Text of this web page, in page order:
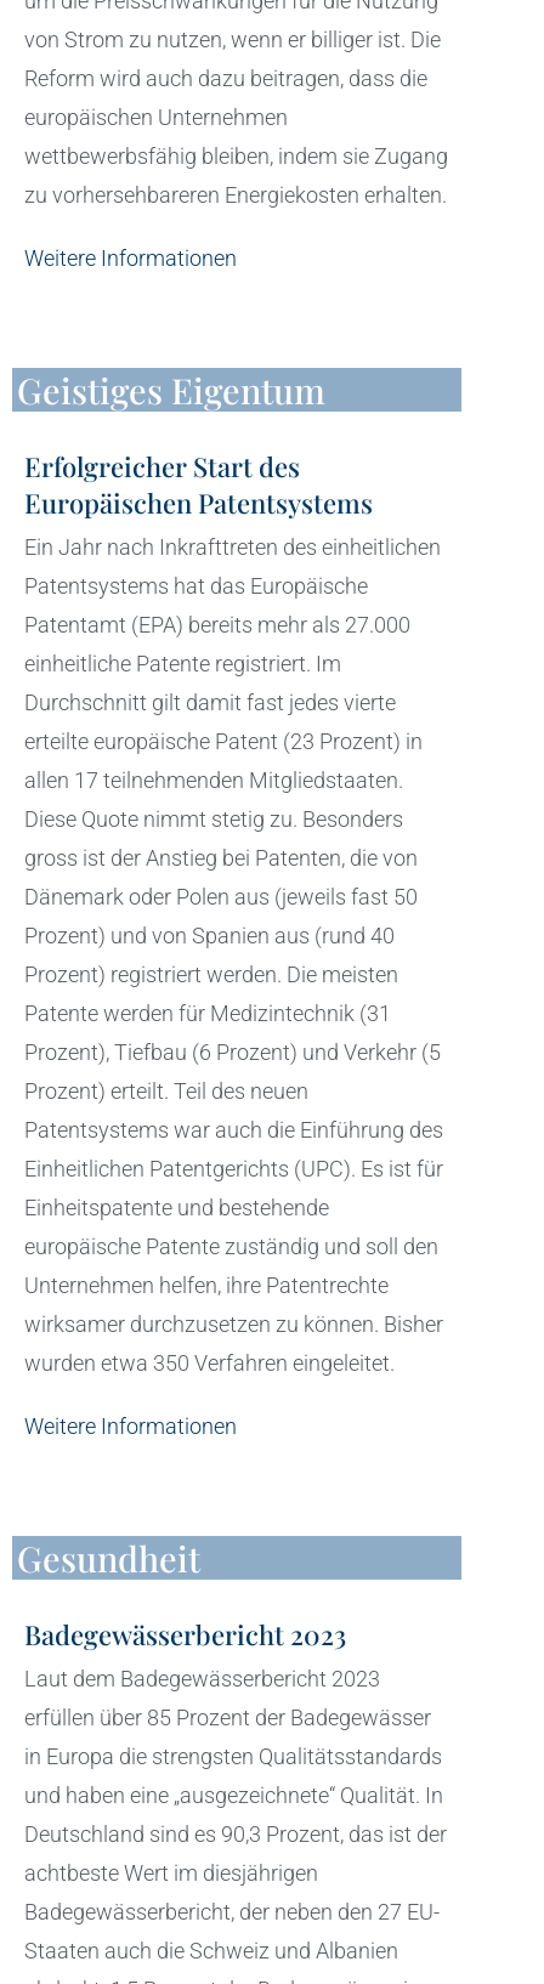
von Strom zu nutzen, wenn er billiger ist. Die
Reform wird auch dazu beitragen, dass die
europäischen Unternehmen
wettbewerbsfähig bleiben, indem sie Zugang
zu vorhersehbareren Energiekosten erhalten.
Weitere Informationen
Geistiges Eigentum
Erfolgreicher Start des
Europäischen Patentsystems
Ein Jahr nach Inkrafttreten des einheitlichen
Patentsystems hat das Europäische
Patentamt (EPA) bereits mehr als 27.000
einheitliche Patente registriert. Im
Durchschnitt gilt damit fast jedes vierte
erteilte europäische Patent (23 Prozent) in
allen 17 teilnehmenden Mitgliedstaaten.
Diese Quote nimmt stetig zu. Besonders
gross ist der Anstieg bei Patenten, die von
Dänemark oder Polen aus (jeweils fast 50
Prozent) und von Spanien aus (rund 40
Prozent) registriert werden. Die meisten
Patente werden für Medizintechnik (31
Prozent), Tiefbau (6 Prozent) und Verkehr (5
Prozent) erteilt. Teil des neuen
Patentsystems war auch die Einführung des
Einheitlichen Patentgerichts (UPC). Es ist für
Einheitspatente und bestehende
europäische Patente zuständig und soll den
Unternehmen helfen, ihre Patentrechte
wirksamer durchzusetzen zu können. Bisher
wurden etwa 350 Verfahren eingeleitet.
Weitere Informationen
Gesundheit
Badegewässerbericht 2023
Laut dem Badegewässerbericht 2023
erfüllen über 85 Prozent der Badegewässer
in Europa die strengsten Qualitätsstandards
und haben eine „ausgezeichnete“ Qualität. In
Deutschland sind es 90,3 Prozent, das ist der
achtbeste Wert im diesjährigen
Badegewässerbericht, der neben den 27 EU-
Staaten auch die Schweiz und Albanien